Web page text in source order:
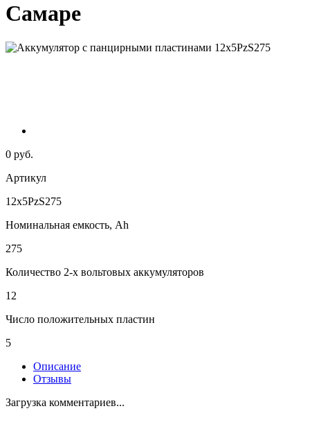
Самаре
0 руб.
Артикул
12х5PzS275
Номинальная емкость, Ah
275
Количество 2-х вольтовых аккумуляторов
12
Число положительных пластин
5
Описание
Отзывы
Загрузка комментариев...